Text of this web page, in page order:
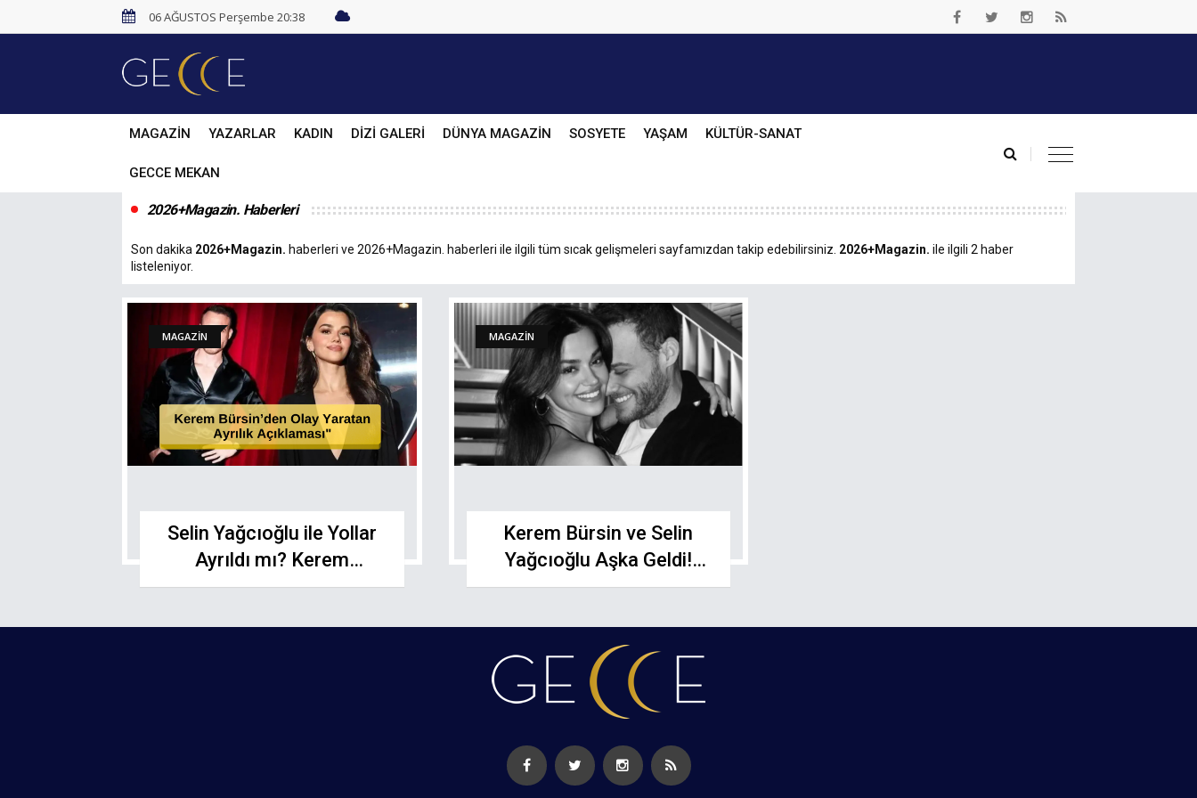
06 AĞUSTOS Perşembe 20:38
MAGAZİN YAZARLAR KADIN DİZİ GALERİ DÜNYA MAGAZİN SOSYETE YAŞAM KÜLTÜR-SANAT
GECCE MEKAN
2026+Magazin. Haberleri
Son dakika 2026+Magazin. haberleri ve 2026+Magazin. haberleri ile ilgili tüm sıcak gelişmeleri sayfamızdan takip edebilirsiniz. 2026+Magazin. ile ilgili 2 haber
listeleniyor.
MAGAZİN
Selin Yağcıoğlu ile Yollar
Ayrıldı mı? Kerem
Bürsin’den Olay Yaratan
MAGAZİN
Kerem Bürsin ve Selin
Yağcıoğlu Aşka Geldi!
Romantik Poz Sosyal